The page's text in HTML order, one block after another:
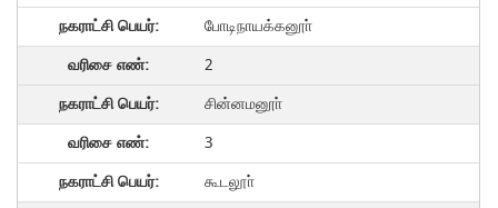
போடிநாயக்கனூா்
2
சின்னமனூா்
3
கூடலூா்